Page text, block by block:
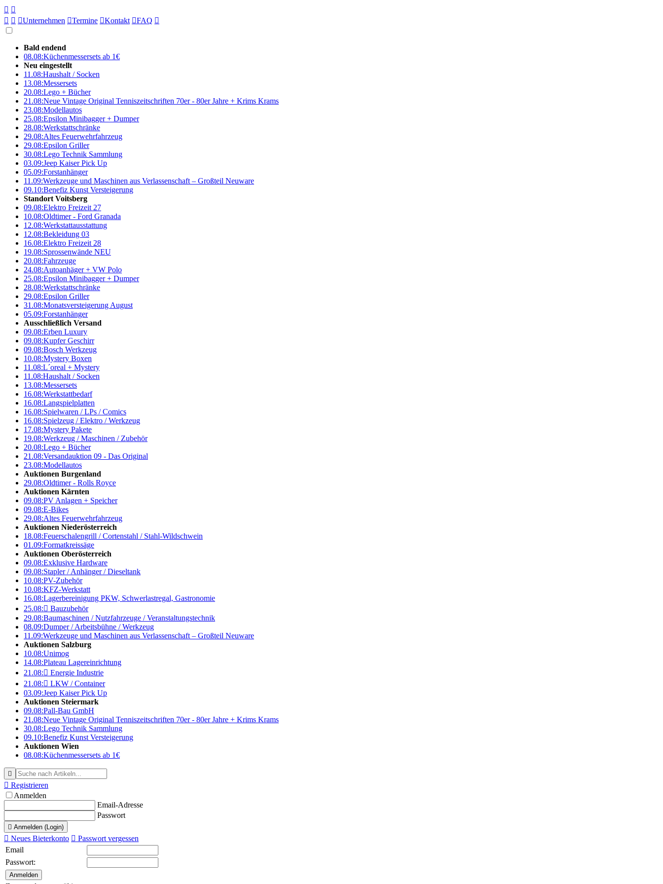
 
  Unternehmen Termine Kontakt FAQ 
Bald endend
08.08:Küchenmessersets ab 1€
Neu eingestellt
11.08:Haushalt / Socken
13.08:Messersets
20.08:Lego + Bücher
21.08:Neue Vintage Original Tenniszeitschriften 70er - 80er Jahre + Krims Krams
23.08:Modellautos
25.08:Epsilon Minibagger + Dumper
28.08:Werkstattschränke
29.08:Altes Feuerwehrfahrzeug
29.08:Epsilon Griller
30.08:Lego Technik Sammlung
03.09:Jeep Kaiser Pick Up
05.09:Forstanhänger
11.09:Werkzeuge und Maschinen aus Verlassenschaft – Großteil Neuware
09.10:Benefiz Kunst Versteigerung
Standort Voitsberg
09.08:Elektro Freizeit 27
10.08:Oldtimer - Ford Granada
12.08:Werkstattausstattung
12.08:Bekleidung 03
16.08:Elektro Freizeit 28
19.08:Sprossenwände NEU
20.08:Fahrzeuge
24.08:Autoanhäger + VW Polo
25.08:Epsilon Minibagger + Dumper
28.08:Werkstattschränke
29.08:Epsilon Griller
31.08:Monatsversteigerung August
05.09:Forstanhänger
Ausschließlich Versand
09.08:Erben Luxury
09.08:Kupfer Geschirr
09.08:Bosch Werkzeug
10.08:Mystery Boxen
11.08:L´oreal + Mystery
11.08:Haushalt / Socken
13.08:Messersets
16.08:Werkstattbedarf
16.08:Langspielplatten
16.08:Spielwaren / LPs / Comics
16.08:Spielzeug / Elektro / Werkzeug
17.08:Mystery Pakete
19.08:Werkzeug / Maschinen / Zubehör
20.08:Lego + Bücher
21.08:Versandauktion 09 - Das Original
23.08:Modellautos
Auktionen Burgenland
29.08:Oldtimer - Rolls Royce
Auktionen Kärnten
09.08:PV Anlagen + Speicher
09.08:E-Bikes
29.08:Altes Feuerwehrfahrzeug
Auktionen Niederösterreich
18.08:Feuerschalengrill / Cortenstahl / Stahl-Wildschwein
01.09:Formatkreissäge
Auktionen Oberösterreich
09.08:Exklusive Hardware
09.08:Stapler / Anhänger / Dieseltank
10.08:PV-Zubehör
10.08:KFZ-Werkstatt
16.08:Lagerbereinigung PKW, Schwerlastregal, Gastronomie
25.08: Bauzubehör
29.08:Baumaschinen / Nutzfahrzeuge / Veranstaltungstechnik
08.09:Dumper / Arbeitsbühne / Werkzeug
11.09:Werkzeuge und Maschinen aus Verlassenschaft – Großteil Neuware
Auktionen Salzburg
10.08:Unimog
14.08:Plateau Lagereinrichtung
21.08: Energie Industrie
21.08: LKW / Container
03.09:Jeep Kaiser Pick Up
Auktionen Steiermark
09.08:Pall-Bau GmbH
21.08:Neue Vintage Original Tenniszeitschriften 70er - 80er Jahre + Krims Krams
30.08:Lego Technik Sammlung
09.10:Benefiz Kunst Versteigerung
Auktionen Wien
08.08:Küchenmessersets ab 1€

 Registrieren
Anmelden
Email-Adresse
Passwort
 Anmelden (Login)
 Neues Bieterkonto  Passwort vergessen
Email
Passwort: